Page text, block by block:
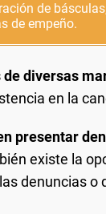
de
de empeño.
diversas
en la
presentar
existe la
denuncias o